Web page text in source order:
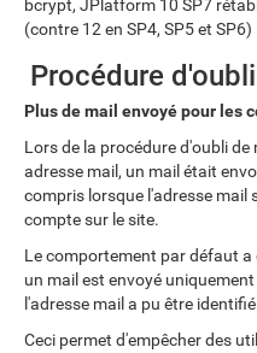
bcrypt, JPlatform 10 SP7
(contre 12 en SP4, SP5 et SP6)
Procédure
Plus de mail envoyé pour les
Lors de la procédure d'oubli
adresse mail, un mail était
compris lorsque l'adresse mail
compte sur le site.
Le comportement par défaut a
un mail est envoyé
l'adresse mail a pu être
Ceci permet d'empêcher des